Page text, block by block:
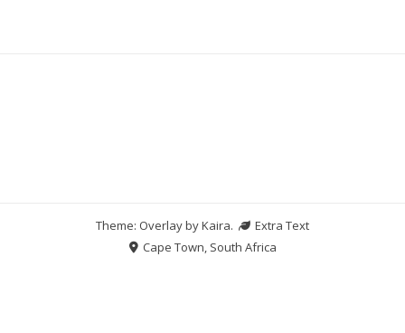
Theme: Overlay byKaira.
Extra Text
Cape Town, South Africa